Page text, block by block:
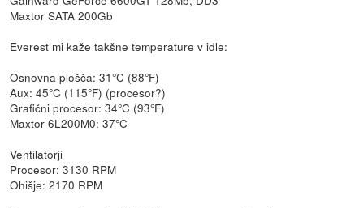
Maxtor SATA 200Gb
Everest mi kaže takšne temperature v idle:
Osnovna plošča: 31°C (88°F)
Aux: 45°C (115°F) (procesor?)
Grafični procesor: 34°C (93°F)
Maxtor 6L200M0: 37°C
Ventilatorji
Procesor: 3130 RPM
Ohišje: 2170 RPM